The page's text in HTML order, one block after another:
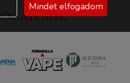
Mindet elfogadom